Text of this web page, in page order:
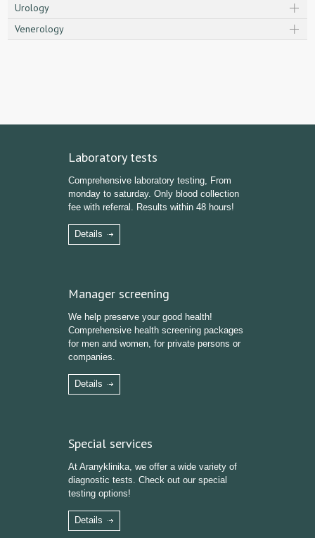
Urology
Venerology
Laboratory tests
Comprehensive laboratory testing, From
monday to saturday. Only blood collection
fee with referral. Results within 48 hours!
Details
Manager screening
We help preserve your good health!
Comprehensive health screening packages
for men and women, for private persons or
companies.
Details
Special services
At Aranyklinika, we offer a wide variety of
diagnostic tests. Check out our special
testing options!
Details